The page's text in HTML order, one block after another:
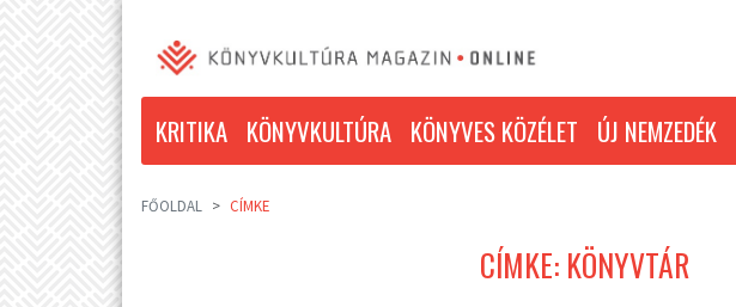
KRITIKA KÖNYVKULTÚRA KÖNYVES KÖZÉLET ÚJ NEMZEDÉK
FŐOLDAL CÍMKE
CÍMKE: KÖNYVTÁR